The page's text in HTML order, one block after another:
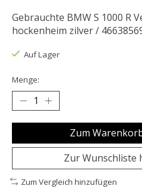
Gebrauchte BMW S 1000 R
hockenheim zilver /
Auf Lager
Menge:
Zum
Zur Wunschliste
Zum Vergleich hinzufügen